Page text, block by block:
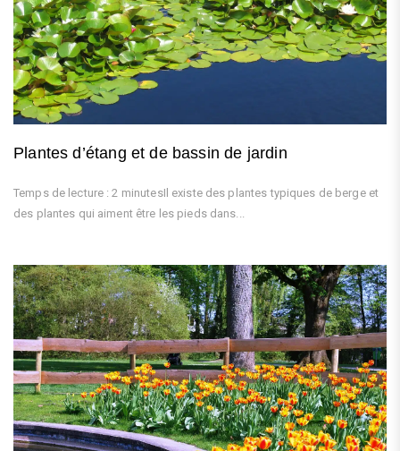
Plantes d’étang et de bassin de jardin
Temps de lecture : 2 minutesIl existe des plantes typiques de berge et
des plantes qui aiment être les pieds dans...